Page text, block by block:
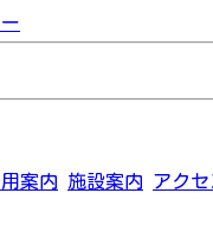
案内 施設案内 アクセ